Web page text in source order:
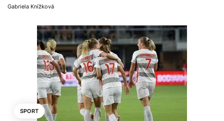
Gabriela Knížková
SPORT